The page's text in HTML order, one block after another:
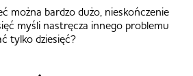
można bardzo dużo, nieskończenie
myśli nastręcza innego problemu
tylko dziesięć?